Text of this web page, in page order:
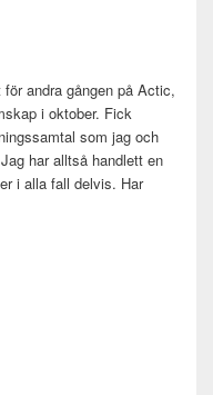
andra gången på Actic,
i oktober. Fick
som jag och
har alltså handlett en
i alla fall delvis. Har
åt en student